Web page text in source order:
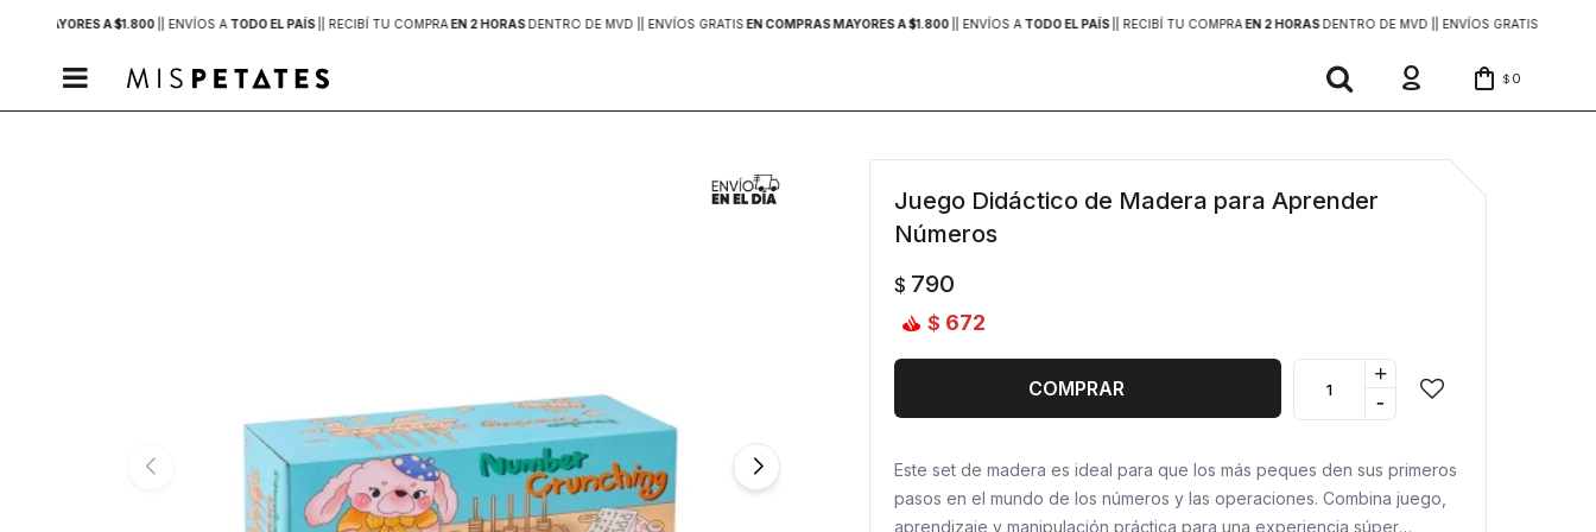
MAYORES A $1.800 | ENVÍOS A TODO EL PAÍS | RECIBÍ TU COMPRAEN 2 HORASDENTRO DE MVD | | ENVÍOS GRATISEN COMPRAS MAYORES A $1.800 | ENVÍOS A TODO EL PAÍS | RECIBÍ TU COMPRAEN 2 HORASDENTRO DE MVD | | ENVÍOS GRATIS
 $ 0
Juego Didáctico de Madera para Aprender
Números
$ 790
$ 672
COMPRAR
+
-
Este set de madera es ideal para que los más peques den sus primeros
pasos en el mundo de los números y las operaciones. Combina juego,
aprendizaje y manipulación práctica para una experiencia súper